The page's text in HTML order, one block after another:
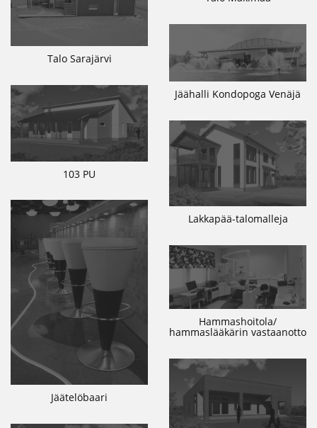
Talo Sarajärvi
Jäähalli Kondopoga Venäjä
103 PU
Lakkapää-talomalleja
Jäätelöbaari
Hammashoitola/
hammaslääkärin vastaanotto